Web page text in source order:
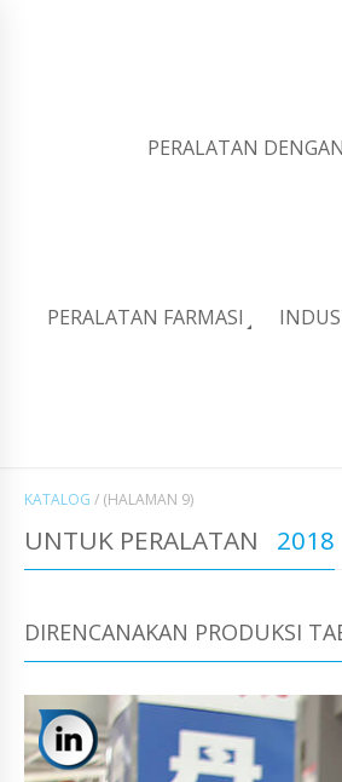
PERALATAN
PERALATAN FARMASI
KATALOG / (HALAMAN 9)
UNTUK PERALATAN 2018
DIRENCANAKAN PRODUKSI